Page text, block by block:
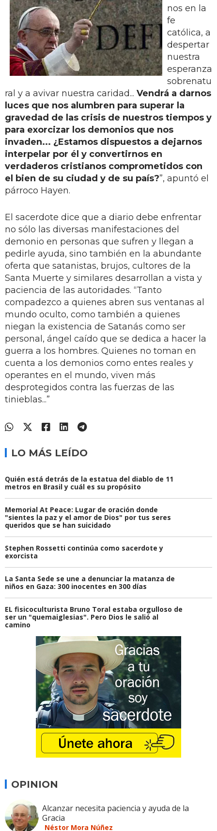
nos en la
fe
católica, a
despertar
nuestra
esperanza
sobrenatu
ral y a avivar nuestra caridad... Vendrá a darnos
luces que nos alumbren para superar la
gravedad de las crisis de nuestros tiempos y
para exorcizar los demonios que nos
invaden... ¿Estamos dispuestos a dejarnos
interpelar por él y convertirnos en
verdaderos cristianos comprometidos con
el bien de su ciudad y de su país?”, apuntó el
párroco Hayen.
El sacerdote dice que a diario debe enfrentar
no sólo las diversas manifestaciones del
demonio en personas que sufren y llegan a
pedirle ayuda, sino también en la abundante
oferta que satanistas, brujos, cultores de la
Santa Muerte y similares desarrollan a vista y
paciencia de las autoridades. “Tanto
compadezco a quienes abren sus ventanas al
mundo oculto, como también a quienes
niegan la existencia de Satanás como ser
personal, ángel caído que se dedica a hacer la
guerra a los hombres. Quienes no toman en
cuenta a los demonios como entes reales y
operantes en el mundo, viven más
desprotegidos contra las fuerzas de las
tinieblas...”
LO MÁS LEÍDO
Quién está detrás de la estatua del diablo de 11
metros en Brasil y cuál es su propósito
Memorial At Peace: Lugar de oración donde
"sientes la paz y el amor de Dios" por tus seres
queridos que se han suicidado
Stephen Rossetti continúa como sacerdote y
exorcista
La Santa Sede se une a denunciar la matanza de
niños en Gaza: 300 inocentes en 300 días
EL fisicoculturista Bruno Toral estaba orgulloso de
ser un "quemaiglesias". Pero Dios le salió al
camino
OPINION
Alcanzar necesita paciencia y ayuda de la
Gracia
Néstor Mora Núñez